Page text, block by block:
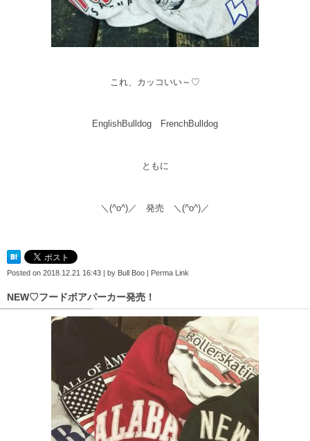
これ、カッコいい～♡
EnglishBulldog FrenchBulldog
ともに
＼(^o^)／ 発売 ＼(^o^)／
Posted on 2018.12.21 16:43 | by Bull Boo | Perma Link
NEW♡フードボアパーカー発売！